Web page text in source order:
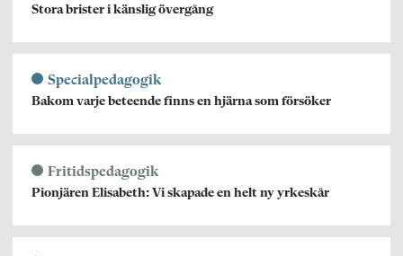
Stora brister i känslig övergång
Specialpedagogik
Bakom varje beteende finns en hjärna som försöker
Fritidspedagogik
Pionjären Elisabeth: Vi skapade en helt ny yrkeskår